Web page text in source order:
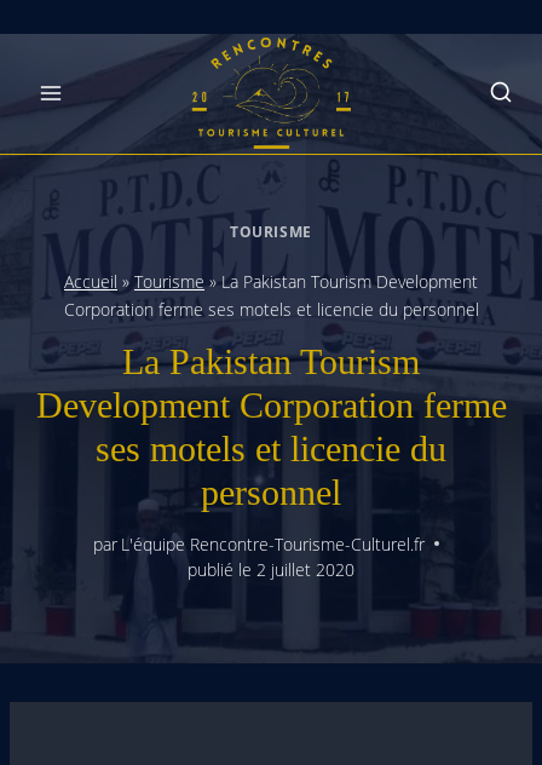
content
TOURISME
Accueil »Tourisme »La Pakistan Tourism Development
Corporation ferme ses motels et licencie du personnel
La Pakistan Tourism
Development Corporation ferme
ses motels et licencie du
personnel
par L'équipe Rencontre-Tourisme-Culturel.fr
publié le 2 juillet 2020